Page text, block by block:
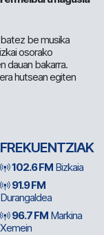
be musika
osorako
dauan bakarra.
hutsean egiten
FREKUENTZIAK
102.6 FM Bizkaia
91.9 FM
Durangaldea
96.7 FM Markina
Xemein